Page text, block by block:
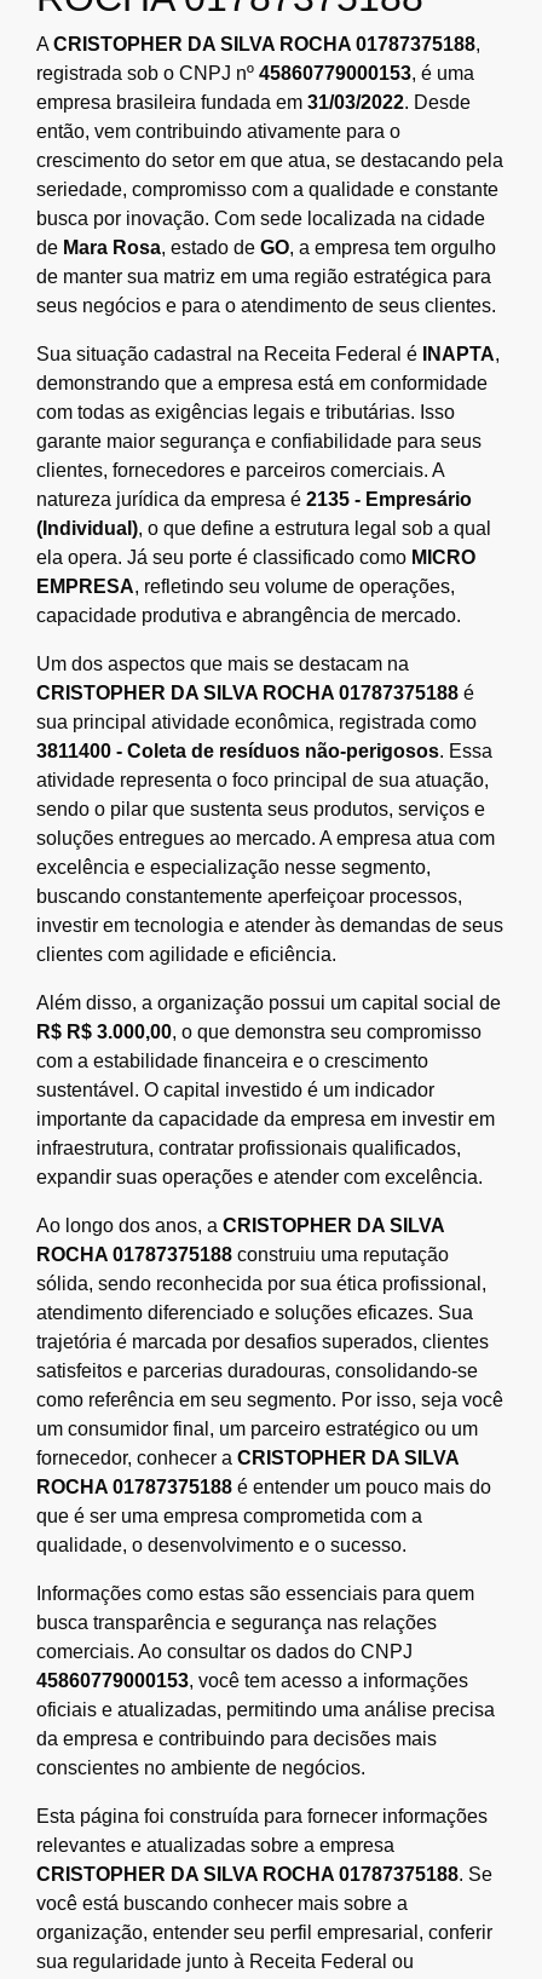
ACRISTOPHER DA SILVA ROCHA 01787375188,
registrada sob o CNPJ nº 45860779000153, é uma
empresa brasileira fundada em 31/03/2022. Desde
então, vem contribuindo ativamente para o
crescimento do setor em que atua, se destacando pela
seriedade, compromisso com a qualidade e constante
busca por inovação. Com sede localizada na cidade
de Mara Rosa, estado de GO, a empresa tem orgulho
de manter sua matriz em uma região estratégica para
seus negócios e para o atendimento de seus clientes.
Sua situação cadastral na Receita Federal é INAPTA,
demonstrando que a empresa está em conformidade
com todas as exigências legais e tributárias. Isso
garante maior segurança e confiabilidade para seus
clientes, fornecedores e parceiros comerciais. A
natureza jurídica da empresa é 2135 - Empresário
(Individual), o que define a estrutura legal sob a qual
ela opera. Já seu porte é classificado como MICRO
EMPRESA, refletindo seu volume de operações,
capacidade produtiva e abrangência de mercado.
Um dos aspectos que mais se destacam na
CRISTOPHER DA SILVA ROCHA 01787375188 é
sua principal atividade econômica, registrada como
3811400 - Coleta de resíduos não-perigosos. Essa
atividade representa o foco principal de sua atuação,
sendo o pilar que sustenta seus produtos, serviços e
soluções entregues ao mercado. A empresa atua com
excelência e especialização nesse segmento,
buscando constantemente aperfeiçoar processos,
investir em tecnologia e atender às demandas de seus
clientes com agilidade e eficiência.
Além disso, a organização possui um capital social de
R$ R$ 3.000,00, o que demonstra seu compromisso
com a estabilidade financeira e o crescimento
sustentável. O capital investido é um indicador
importante da capacidade da empresa em investir em
infraestrutura, contratar profissionais qualificados,
expandir suas operações e atender com excelência.
Ao longo dos anos, a CRISTOPHER DA SILVA
ROCHA 01787375188 construiu uma reputação
sólida, sendo reconhecida por sua ética profissional,
atendimento diferenciado e soluções eficazes. Sua
trajetória é marcada por desafios superados, clientes
satisfeitos e parcerias duradouras, consolidando-se
como referência em seu segmento. Por isso, seja você
um consumidor final, um parceiro estratégico ou um
fornecedor, conhecer a CRISTOPHER DA SILVA
ROCHA 01787375188 é entender um pouco mais do
que é ser uma empresa comprometida com a
qualidade, o desenvolvimento e o sucesso.
Informações como estas são essenciais para quem
busca transparência e segurança nas relações
comerciais. Ao consultar os dados do CNPJ
45860779000153, você tem acesso a informações
oficiais e atualizadas, permitindo uma análise precisa
da empresa e contribuindo para decisões mais
conscientes no ambiente de negócios.
Esta página foi construída para fornecer informações
relevantes e atualizadas sobre a empresa
CRISTOPHER DA SILVA ROCHA 01787375188. Se
você está buscando conhecer mais sobre a
organização, entender seu perfil empresarial, conferir
sua regularidade junto à Receita Federal ou